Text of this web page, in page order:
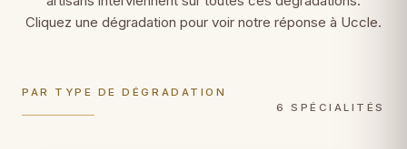
Cliquez une dégradation pour voir notre réponse à Uccle.
PAR TYPE DE DÉGRADATION
6 SPÉCIALITÉS